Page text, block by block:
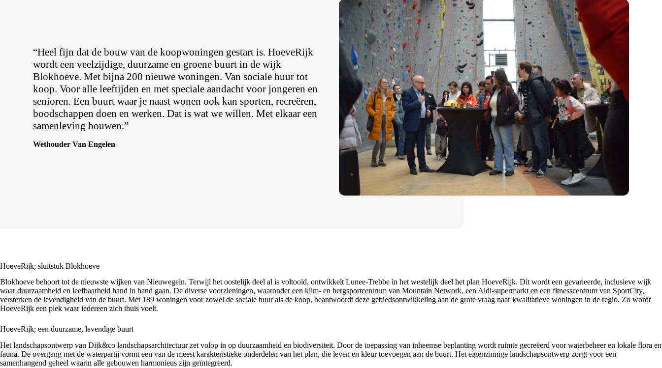
“Heel fijn dat de bouw van de koopwoningen gestart is. HoeveRijk
wordt een veelzijdige, duurzame en groene buurt in de wijk
Blokhoeve. Met bijna 200 nieuwe woningen. Van sociale huur tot
koop. Voor alle leeftijden en met speciale aandacht voor jongeren en
senioren. Een buurt waar je naast wonen ook kan sporten, recreëren,
boodschappen doen en werken. Dat is wat we willen. Met elkaar een
samenleving bouwen.”
Wethouder Van Engelen
HoeveRijk; sluitstuk Blokhoeve
Blokhoeve behoort tot de nieuwste wijken van Nieuwegein. Terwijl het oostelijk deel al is voltooid, ontwikkelt Lunee-Trebbe in het westelijk deel het plan HoeveRijk. Dit wordt een gevarieerde, inclusieve wijk
waar duurzaamheid en leefbaarheid hand in hand gaan. De diverse voorzieningen, waaronder een klim- en bergsportcentrum van Mountain Network, een Aldi-supermarkt en een fitnesscentrum van SportCity,
versterken de levendigheid van de buurt. Met 189 woningen voor zowel de sociale huur als de koop, beantwoordt deze gebiedsontwikkeling aan de grote vraag naar kwalitatieve woningen in de regio. Zo wordt
HoeveRijk een plek waar iedereen zich thuis voelt.
HoeveRijk; een duurzame, levendige buurt
Het landschapsontwerp van Dijk&co landschapsarchitectuur zet volop in op duurzaamheid en biodiversiteit. Door de toepassing van inheemse beplanting wordt ruimte gecreëerd voor waterbeheer en lokale flora en
fauna. De overgang met de waterpartij vormt een van de meest karakteristieke onderdelen van het plan, die leven en kleur toevoegen aan de buurt. Het eigenzinnige landschapsontwerp zorgt voor een
samenhangend geheel waarin alle gebouwen harmonieus zijn geïntegreerd.